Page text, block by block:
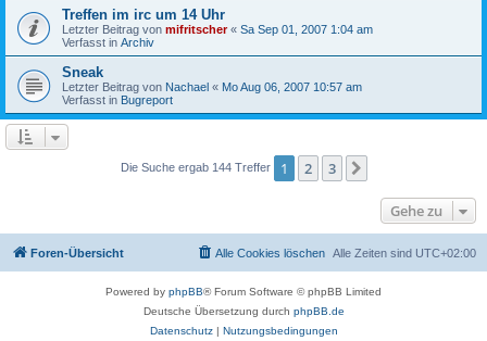
Treffen im irc um 14 Uhr
Letzter Beitrag von mifritscher« Sa Sep 01, 2007 1:04 am
Verfasst in Archiv
Sneak
Letzter Beitrag von Nachael « Mo Aug 06, 2007 10:57 am
Verfasst in Bugreport
Die Suche ergab 144 Treffer 1 2 3
Gehe zu
Foren-Übersicht Alle Zeiten sind UTC+02:00
Alle Cookies löschen
Powered by phpBB® Forum Software © phpBB Limited
Deutsche Übersetzung durch phpBB.de
Datenschutz| Nutzungsbedingungen